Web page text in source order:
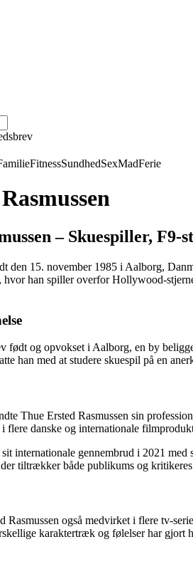
FitnessSundhedSexMadFerie
– Skuespiller,
den 15. november 1985 i Aalborg,
hvor han spiller overfor Hollywood-
født og opvokset i Aalborg, en by
han med at studere skuespil på en
Thue Ersted Rasmussen sin
flere danske og internationale
internationale gennembrud i 2021
tiltrækker både publikums og
Rasmussen også medvirket i flere tv-
karaktertræk og følelser har gjort